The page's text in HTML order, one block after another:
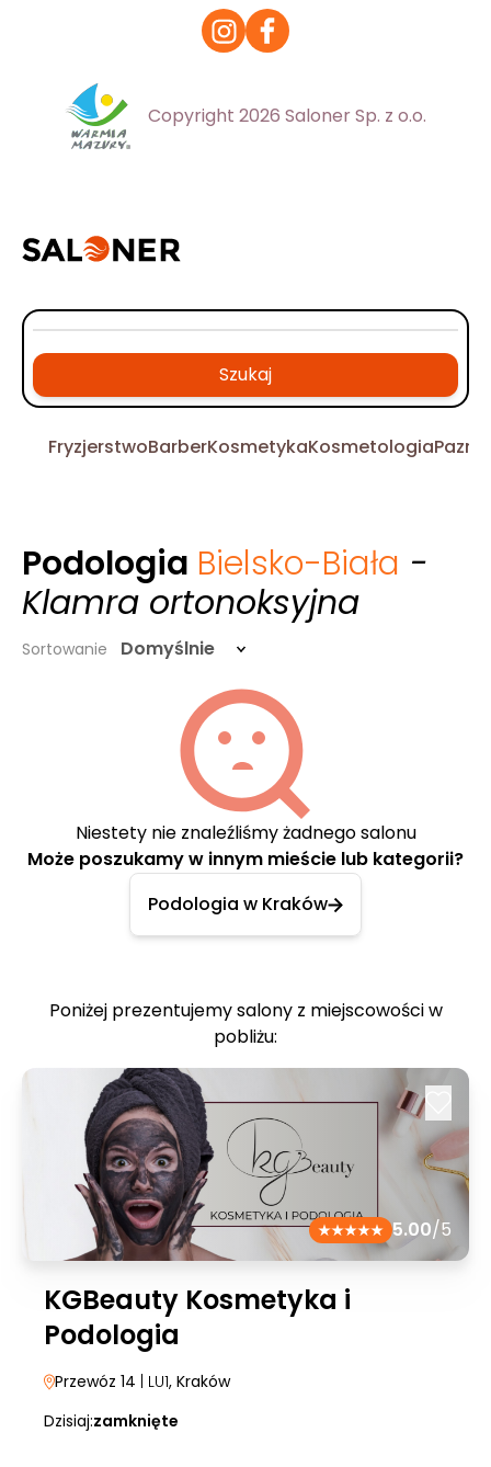
Copyright 2026 Saloner Sp. z o.o.
Szukaj
FryzjerstwoBarberKosmetykaKosmetologia
Podologia Bielsko-Biała -
Klamra ortonoksyjna
Sortowanie Domyślnie
Niestety nie znaleźliśmy żadnego salonu
Może poszukamy w innym mieście lub kategorii?
Podologia w Kraków
Poniżej prezentujemy salony z miejscowości w
pobliżu:
5.00/5
KGBeauty Kosmetyka i
Podologia
Przewóz 14 | LU1, Kraków
Dzisiaj:zamknięte